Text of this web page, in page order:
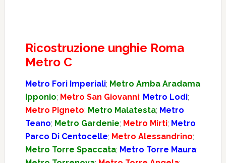
Ricostruzione unghie Roma
Metro C
Metro Fori Imperiali; Metro Amba Aradama
Ipponio; Metro San Giovanni; Metro Lodi;
Metro Pigneto; Metro Malatesta; Metro
Teano; Metro Gardenie; Metro Mirti; Metro
Parco Di Centocelle; Metro Alessandrino;
Metro Torre Spaccata; Metro Torre Maura;